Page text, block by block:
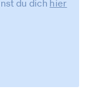
du dich hier